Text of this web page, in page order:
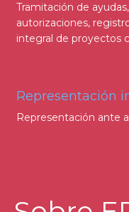
Tramitación de
autorizaciones,
integral de proyectos
Representación
Representación ante